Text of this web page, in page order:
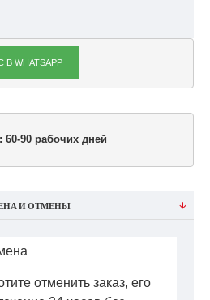
WHATSAPP
60-90 рабочих дней
И ОТМЕНЫ
отменить заказ, его